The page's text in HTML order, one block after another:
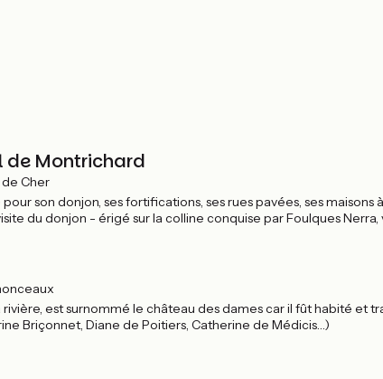
de Montrichard
Cher
son donjon, ses fortifications, ses rues pavées, ses maisons
du donjon - érigé sur la colline conquise par Foulques
est surnommé le château des dames car il fût habité et
Briçonnet, Diane de Poitiers, Catherine de Médicis…)